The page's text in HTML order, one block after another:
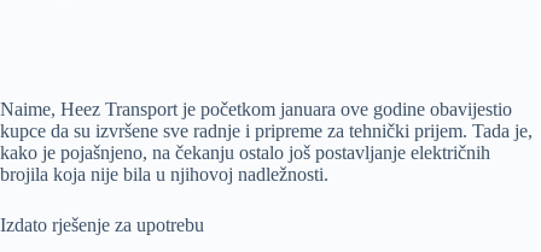
Naime, Heez Transport je početkom januara ove godine obavijestio
kupce da su izvršene sve radnje i pripreme za tehnički prijem. Tada je,
kako je pojašnjeno, na čekanju ostalo još postavljanje električnih
brojila koja nije bila u njihovoj nadležnosti.
Izdato rješenje za upotrebu